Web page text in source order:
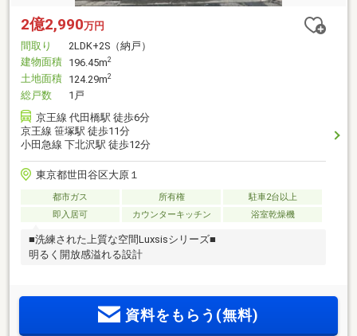
2億2,990万円
間取り
2LDK+2S（納戸）
建物面積 196.45m2
土地面積 124.29m2
総戸数
1戸
京王線 代田橋駅 徒歩6分
京王線 笹塚駅 徒歩11分
小田急線 下北沢駅 徒歩12分
東京都世田谷区大原１
都市ガス 所有権
駐車2台以上
即入居可
カウンターキッチン 浴室乾燥機
■洗練された上質な空間Luxsisシリーズ■
明るく開放感溢れる設計
資料をもらう(無料)